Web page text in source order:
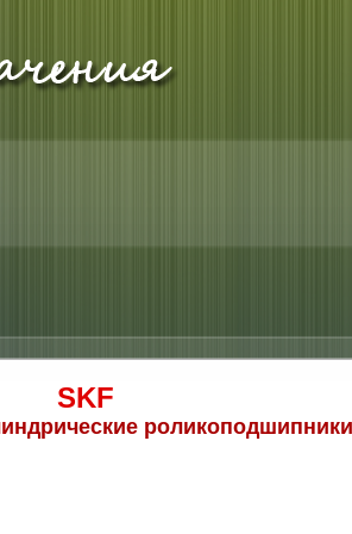
SKF
роликоподшипники